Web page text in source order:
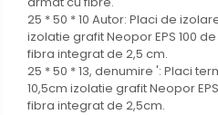
25 * 50 * 10 Autor: Placi de
izolatie grafit Neopor EPS 100
fibra integrat de 2,5 cm.
25 * 50 * 13, denumire ': Placi
10,5cm izolatie grafit Neopor
fibra integrat de 2,5cm.